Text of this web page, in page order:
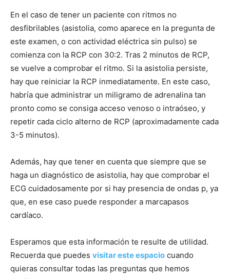
En el caso de tener un paciente con ritmos no
desfibrilables (asistolia, como aparece en la pregunta de
este examen, o con actividad eléctrica sin pulso) se
comienza con la RCP con 30:2. Tras 2 minutos de RCP,
se vuelve a comprobar el ritmo. Si la asistolia persiste,
hay que reiniciar la RCP inmediatamente. En este caso,
habría que administrar un miligramo de adrenalina tan
pronto como se consiga acceso venoso o intraóseo, y
repetir cada ciclo alterno de RCP (aproximadamente cada
3-5 minutos).
Además, hay que tener en cuenta que siempre que se
haga un diagnóstico de asistolia, hay que comprobar el
ECG cuidadosamente por si hay presencia de ondas p, ya
que, en ese caso puede responder a marcapasos
cardíaco.
Esperamos que esta información te resulte de utilidad.
Recuerda que puedes visitar este espacio cuando
quieras consultar todas las preguntas que hemos